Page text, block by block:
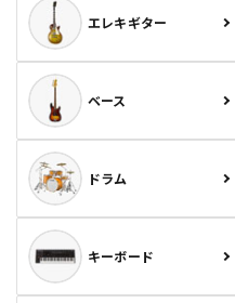
エレキギター
ベース
ドラム
キーボード